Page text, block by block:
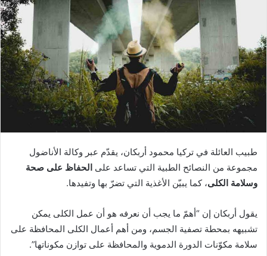
ر
د
ا
إ
ل
ك
و
ن
ي
طبيب العائلة في تركيا محمود أربكان، يقدّم عبر وكالة الأناضول
مجموعة من النصائح الطبية التي تساعد على الحفاظ على صحة
وسلامة الكلى، كما يبيّن الأغذية التي تضرّ بها وتفيدها.
يقول أربكان إن “أهمّ ما يجب أن نعرفه هو أن عمل الكلى يمكن
تشبيهه بمحطة تصفية الجسم، ومن أهم أعمال الكلى المحافظة على
سلامة مكوّنات الدورة الدموية والمحافظة على توازن مكوناتها”.